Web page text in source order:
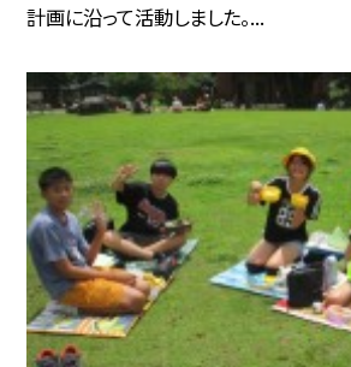
計画に沿って活動しました。...